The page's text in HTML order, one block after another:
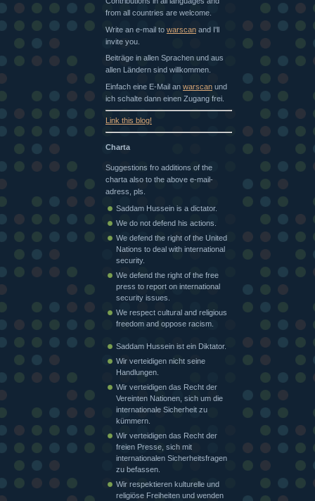
from all countries are welcome.
Write an e-mail to warscan and I'll
invite you.
Beiträge in allen Sprachen und aus
allen Ländern sind willkommen.
Einfach eine E-Mail an warscan und
ich schalte dann einen Zugang frei.
Link this blog!
Charta
Suggestions fro additions of the
charta also to the above e-mail-
adress, pls.
Saddam Hussein is a dictator.
We do not defend his actions.
We defend the right of the United
Nations to deal with international
security.
We defend the right of the free
press to report on international
security issues.
We respect cultural and religious
freedom and oppose racism.
Saddam Hussein ist ein Diktator.
Wir verteidigen nicht seine
Handlungen.
Wir verteidigen das Recht der
Vereinten Nationen, sich um die
internationale Sicherheit zu
kümmern.
Wir verteidigen das Recht der
freien Presse, sich mit
internationalen Sicherheitsfragen
zu befassen.
Wir respektieren kulturelle und
religiöse Freiheiten und wenden